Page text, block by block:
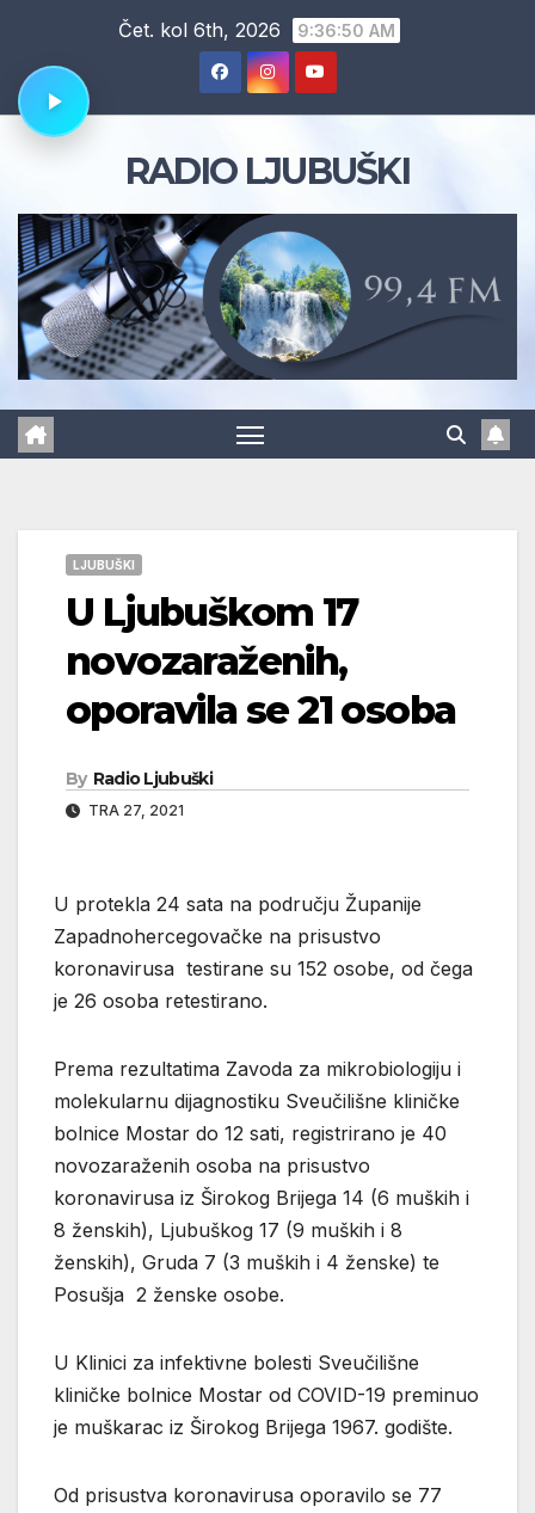
content
Čet. kol 6th, 2026 9:36:51 AM
RADIO LJUBUŠKI
LJUBUŠKI
U Ljubuškom 17
novozaraženih,
oporavila se 21 osoba
By Radio Ljubuški
TRA 27, 2021
U protekla 24 sata na području Županije
Zapadnohercegovačke na prisustvo
koronavirusa testirane su 152 osobe, od čega
je 26 osoba retestirano.
Prema rezultatima Zavoda za mikrobiologiju i
molekularnu dijagnostiku Sveučilišne kliničke
bolnice Mostar do 12 sati, registrirano je 40
novozaraženih osoba na prisustvo
koronavirusa iz Širokog Brijega 14 (6 muških i
8 ženskih), Ljubuškog 17 (9 muških i 8
ženskih), Gruda 7 (3 muških i 4 ženske) te
Posušja 2 ženske osobe.
U Klinici za infektivne bolesti Sveučilišne
kliničke bolnice Mostar od COVID-19 preminuo
je muškarac iz Širokog Brijega 1967. godište.
Od prisustva koronavirusa oporavilo se 77